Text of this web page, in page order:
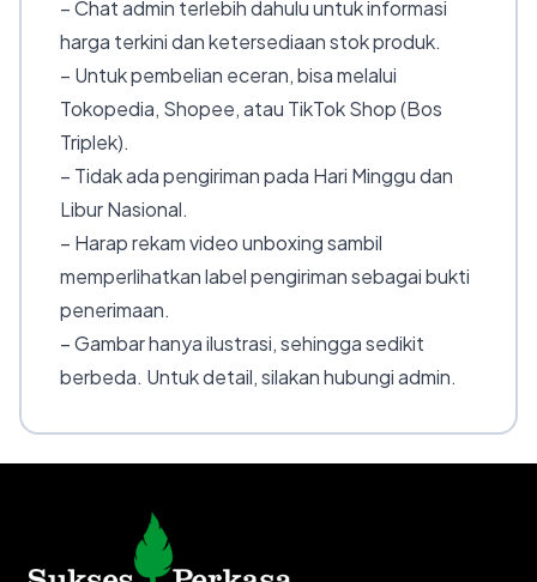
– Chat admin terlebih dahulu untuk informasi
harga terkini dan ketersediaan stok produk.
– Untuk pembelian eceran, bisa melalui
Tokopedia, Shopee, atau TikTok Shop (Bos
Triplek).
– Tidak ada pengiriman pada Hari Minggu dan
Libur Nasional.
– Harap rekam video unboxing sambil
memperlihatkan label pengiriman sebagai bukti
penerimaan.
– Gambar hanya ilustrasi, sehingga sedikit
berbeda. Untuk detail, silakan hubungi admin.